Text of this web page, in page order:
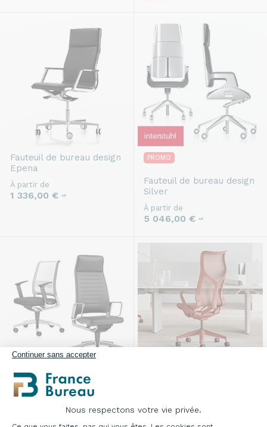
Continuer sans accepter
Nous respectons votre vie privée.
Plateforme de Gestion du Consentement :
Fauteuil de bureau design
Epena
À partir de
1 336,00 € HT
PROMO
Fauteuil de bureau design
Silver
À partir de
5 046,00 € HT
Fauteuil de bureau design
Vintageis5
Fauteuil de bureau design
Cosm